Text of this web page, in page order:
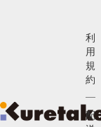
利
用
規
約
配